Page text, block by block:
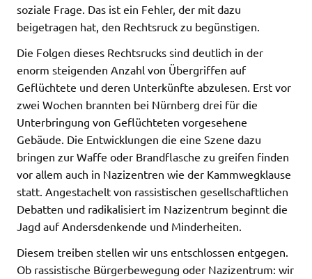
soziale Frage. Das ist ein Fehler, der mit dazu
beigetragen hat, den Rechtsruck zu begünstigen.
Die Folgen dieses Rechtsrucks sind deutlich in der
enorm steigenden Anzahl von Übergriffen auf
Geflüchtete und deren Unterkünfte abzulesen. Erst vor
zwei Wochen brannten bei Nürnberg drei für die
Unterbringung von Geflüchteten vorgesehene
Gebäude. Die Entwicklungen die eine Szene dazu
bringen zur Waffe oder Brandflasche zu greifen finden
vor allem auch in Nazizentren wie der Kammwegklause
statt. Angestachelt von rassistischen gesellschaftlichen
Debatten und radikalisiert im Nazizentrum beginnt die
Jagd auf Andersdenkende und Minderheiten.
Diesem treiben stellen wir uns entschlossen entgegen.
Ob rassistische Bürgerbewegung oder Nazizentrum: wir